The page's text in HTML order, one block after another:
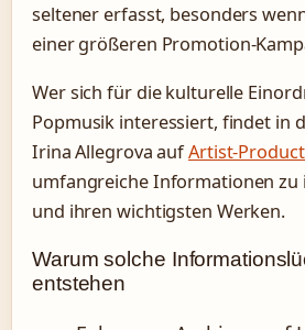
seltener erfasst, besonders
einer größeren Promotion-
Wer sich für die kulturelle
Popmusik interessiert, findet in
Irina Allegrova aufArtist-
umfangreiche Informationen zu
und ihren wichtigsten Werken.
Warum solche
entstehen